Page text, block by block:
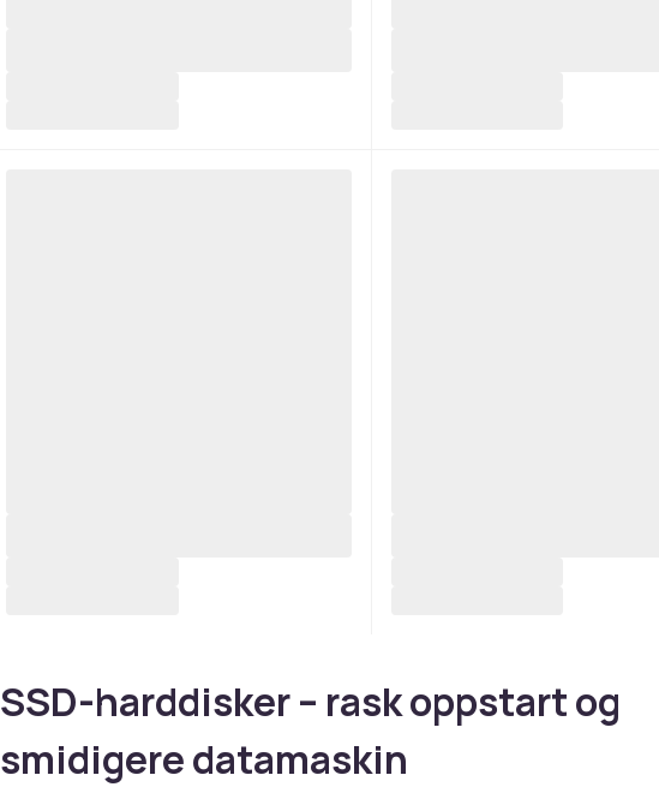
SSD-harddisker – rask oppstart og
smidigere datamaskin